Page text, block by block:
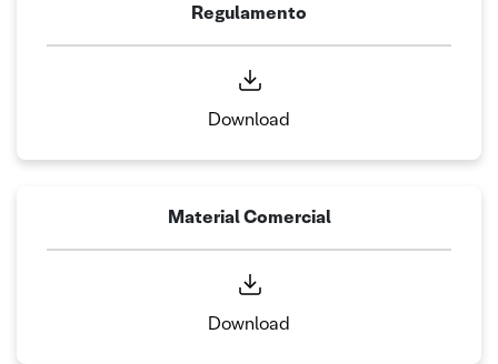
Regulamento
Download
Material Comercial
Download